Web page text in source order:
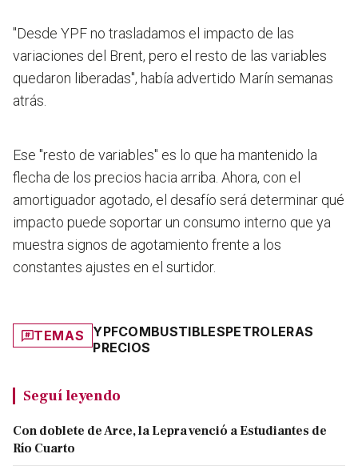
"Desde YPF no trasladamos el impacto de las
variaciones del Brent, pero el resto de las variables
quedaron liberadas", había advertido Marín semanas
atrás.
Ese "resto de variables" es lo que ha mantenido la
flecha de los precios hacia arriba. Ahora, con el
amortiguador agotado, el desafío será determinar qué
impacto puede soportar un consumo interno que ya
muestra signos de agotamiento frente a los
constantes ajustes en el surtidor.
TEMAS YPFCOMBUSTIBLESPETROLERAS
PRECIOS
Seguí leyendo
Con doblete de Arce, la Lepra venció a Estudiantes de
Río Cuarto